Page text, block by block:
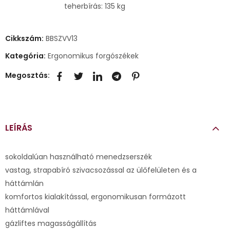
teherbírás: 135 kg
Cikkszám: BBSZVV13
Kategória: Ergonomikus forgószékek
Megosztás:
LEÍRÁS
sokoldalúan használható menedzserszék
vastag, strapabíró szivacsozással az ülőfelületen és a
háttámlán
komfortos kialakítással, ergonomikusan formázott
háttámlával
gázliftes magasságállítás